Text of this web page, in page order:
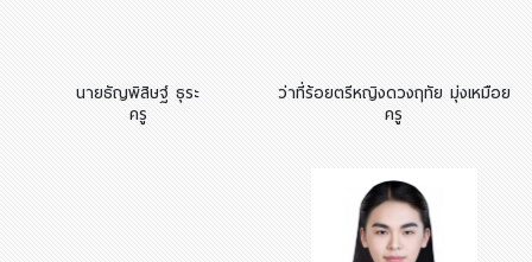
นายธัญพิสิษฐ์ ธุระ
ครู
ว่าที่ร้อยตรีหญิงดวงฤทัย มุ่งเหมือย
ครู